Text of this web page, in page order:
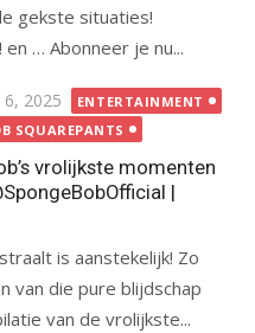
gekste situaties!
… Abonneer je nu...
2025
ENTERTAINMENT
SQUAREPANTS
vrolijkste momenten
|
is aanstekelijk! Zo
van die pure blijdschap
van de vrolijkste...